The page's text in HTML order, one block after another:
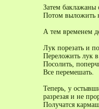
Затем баклажаны
Потом выложить
А тем временем
Лук порезать и
Переложить лук
Посолить,
Все перемешать.
Теперь, у
разрезая и не
Получатся